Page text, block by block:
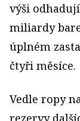
výši odhadují
miliardy
úplném
čtyři měsíce.
Vedle ropy
rezervy